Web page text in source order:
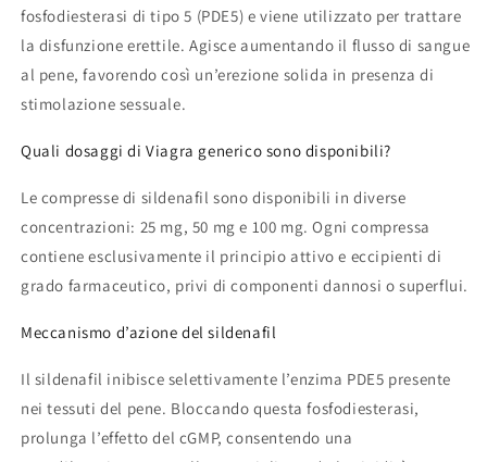
fosfodiesterasi di tipo 5 (PDE5) e viene utilizzato per trattare
la disfunzione erettile. Agisce aumentando il flusso di sangue
al pene, favorendo così un’erezione solida in presenza di
stimolazione sessuale.
Quali dosaggi di Viagra generico sono disponibili?
Le compresse di sildenafil sono disponibili in diverse
concentrazioni: 25 mg, 50 mg e 100 mg. Ogni compressa
contiene esclusivamente il principio attivo e eccipienti di
grado farmaceutico, privi di componenti dannosi o superflui.
Meccanismo d’azione del sildenafil
Il sildenafil inibisce selettivamente l’enzima PDE5 presente
nei tessuti del pene. Bloccando questa fosfodiesterasi,
prolunga l’effetto del cGMP, consentendo una